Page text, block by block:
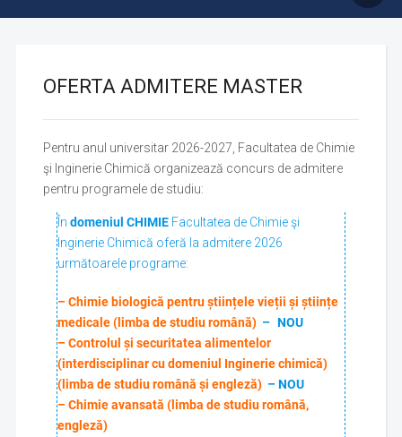
OFERTA ADMITERE MASTER
Pentru anul universitar 2026-2027, Facultatea de Chimie
şi Inginerie Chimică organizează concurs de admitere
pentru programele de studiu:
În domeniul CHIMIEFacultatea de Chimie şi
Inginerie Chimică oferă la admitere 2026
următoarele programe:
– Chimie biologică pentru științele vieții și științe
medicale (limba de studiu română) – NOU
– Controlul și securitatea alimentelor
(interdisciplinar cu domeniul Inginerie chimică)
(limba de studiu română și engleză) – NOU
– Chimie avansată (limba de studiu română,
engleză)